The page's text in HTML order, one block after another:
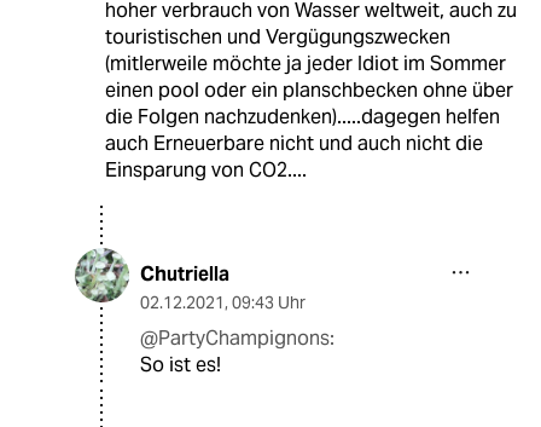
hoher verbrauch von Wasser weltweit, auch zu
touristischen und Vergügungszwecken
(mitlerweile möchte ja jeder Idiot im Sommer
einen pool oder ein planschbecken ohne über
die Folgen nachzudenken).....dagegen helfen
auch Erneuerbare nicht und auch nicht die
Einsparung von CO2....
Chutriella
02.12.2021, 09:43 Uhr
@PartyChampignons:
So ist es!